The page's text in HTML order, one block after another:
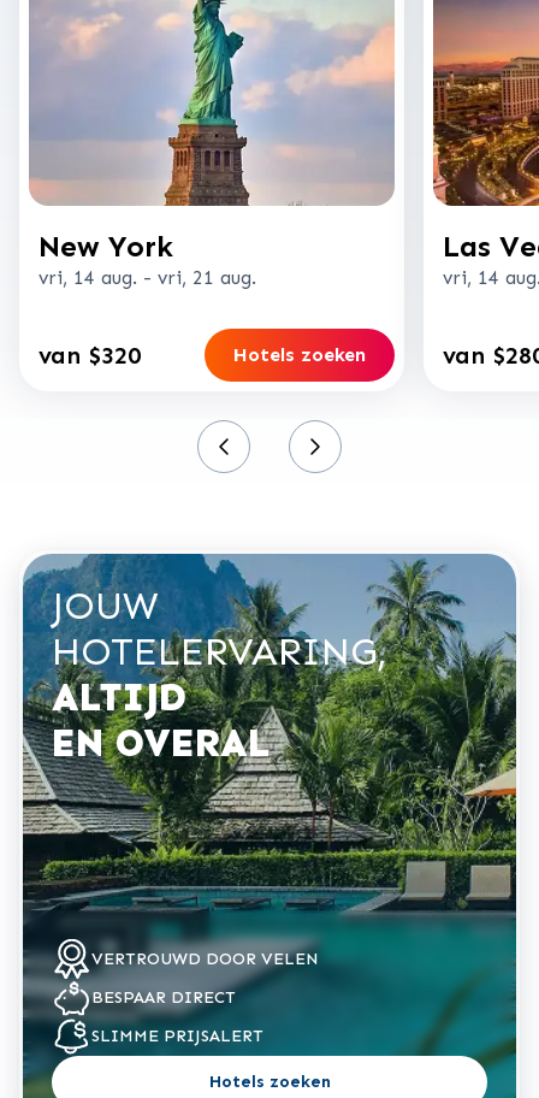
New York
vri, 14 aug. - vri, 21 aug.
van $320 Hotels zoeken
Las
vri, 14
van
JOUW
HOTELERVARING,
ALTIJD
EN OVERAL
VERTROUWD DOOR VELEN
BESPAAR DIRECT
SLIMME PRIJSALERT
Hotels zoeken